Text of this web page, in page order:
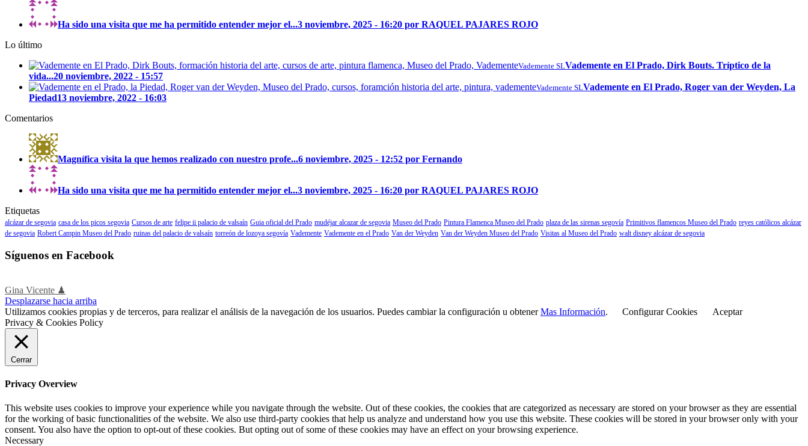
Ha sido una visita que me ha permitido entender mejor el...3 noviembre, 2025 - 16:20 por RAQUEL PAJARES ROJO
Lo último
Vademente SLVademente en El Prado, Dirk Bouts. Tríptico de la
vida...20 noviembre, 2022 - 15:57
Vademente SLVademente en El Prado, Roger van der Weyden, La
Piedad13 noviembre, 2022 - 16:03
Comentarios
Magnífica visita la que hemos realizado con nuestro profe...6 noviembre, 2025 - 12:52 por Fernando
Ha sido una visita que me ha permitido entender mejor el...3 noviembre, 2025 - 16:20 por RAQUEL PAJARES ROJO
Etiquetas
alcázar de segovia casa de los picos segovia Cursos de arte felipe ii palacio de valsaín Guia oficial del Prado mudéjar alcazar de segovia Museo del Prado Pintura Flamenca Museo del Prado plaza de las sirenas segovía Primitivos flamencos Museo del Prado reyes católicos alcázar
de segovia Robert Campin Museo del Prado ruinas del palacio de valsaín torreón de lozoya segovía Vademente Vademente en el Prado Van der Weyden Van der Weyden Museo del Prado Visitas al Museo del Prado walt disney alcázar de segovia
Síguenos en Facebook
Gina Vicente ♟
Desplazarse hacia arriba
Utilizamos cookies propias y de terceros, para realizar el análisis de la navegación de los usuarios. Puedes cambiar la configuración u obtenerMas Información. Configurar Cookies
Aceptar
Privacy & Cookies Policy
Cerrar
Privacy Overview
This website uses cookies to improve your experience while you navigate through the website. Out of these cookies, the cookies that are categorized as necessary are stored on your browser as they are essential
for the working of basic functionalities of the website. We also use third-party cookies that help us analyze and understand how you use this website. These cookies will be stored in your browser only with your
consent. You also have the option to opt-out of these cookies. But opting out of some of these cookies may have an effect on your browsing experience.
Necessary